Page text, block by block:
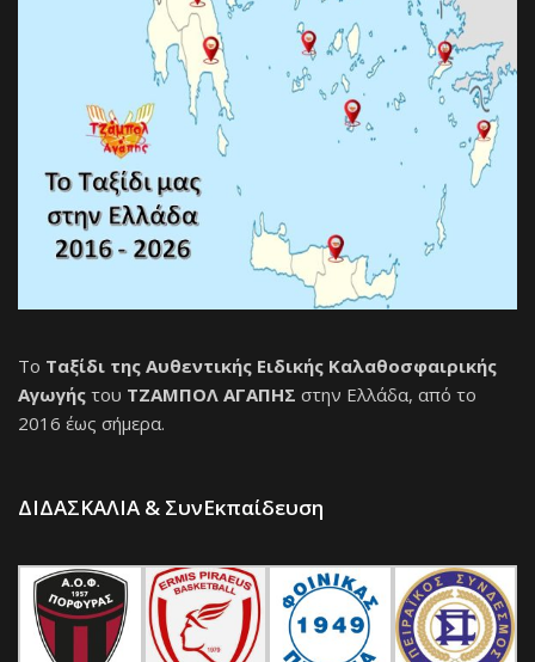
Το Ταξίδι της Αυθεντικής Ειδικής Καλαθοσφαιρικής
Αγωγής του ΤΖΑΜΠΟΛ ΑΓΑΠΗΣ στην Ελλάδα, από το
2016 έως σήμερα.
ΔΙΔΑΣΚΑΛΙΑ & ΣυνΕκπαίδευση